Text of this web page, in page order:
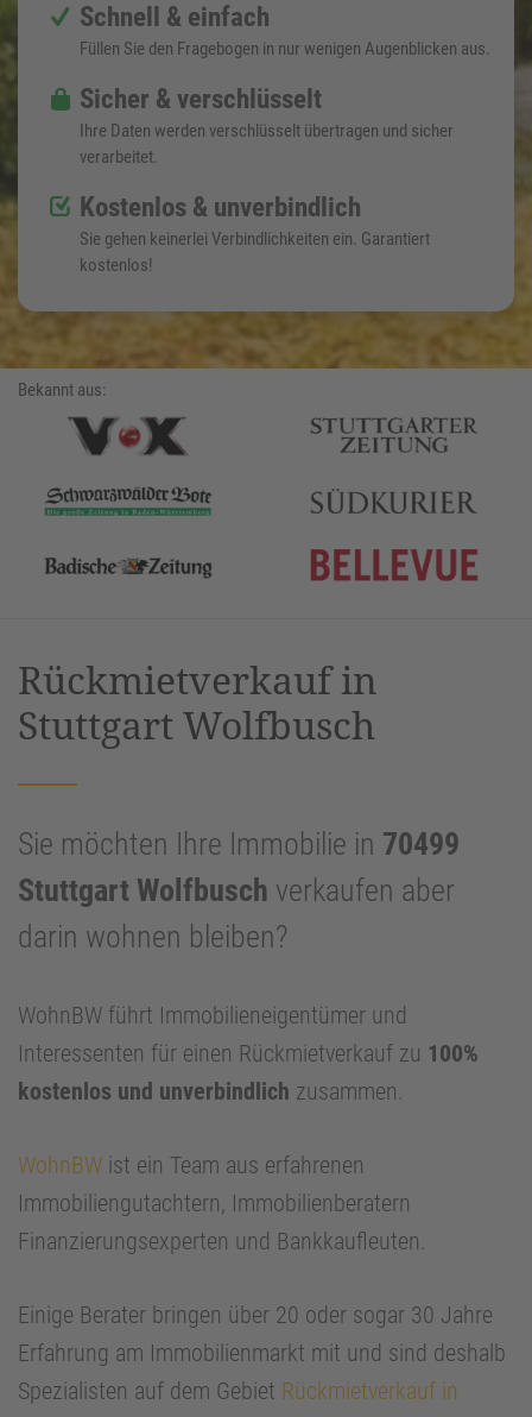
Schnell & einfach
Füllen Sie den Fragebogen in nur wenigen Augenblicken aus.
Sicher & verschlüsselt
Ihre Daten werden verschlüsselt übertragen und sicher
verarbeitet.
Kostenlos & unverbindlich
Sie gehen keinerlei Verbindlichkeiten ein. Garantiert
kostenlos!
Bekannt aus:
Rückmietverkauf in
Stuttgart Wolfbusch
Sie möchten Ihre Immobilie in 70499
Stuttgart Wolfbusch verkaufen aber
darin wohnen bleiben?
WohnBW führt Immobilieneigentümer und
Interessenten für einen Rückmietverkauf zu 100%
kostenlos und unverbindlich zusammen.
WohnBW ist ein Team aus erfahrenen
Immobiliengutachtern, Immobilienberatern
Finanzierungsexperten und Bankkaufleuten.
Einige Berater bringen über 20 oder sogar 30 Jahre
Erfahrung am Immobilienmarkt mit und sind deshalb
Spezialisten auf dem Gebiet Rückmietverkauf in